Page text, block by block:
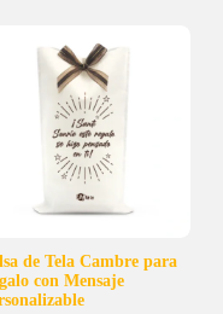
de Tela Cambre para
con Mensaje